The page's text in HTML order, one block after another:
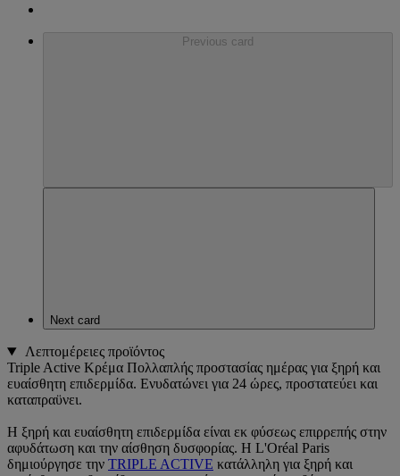
Previous card
Next card
Λεπτομέρειες προϊόντος
Triple Active Κρέμα Πολλαπλής προστασίας ημέρας για ξηρή και
ευαίσθητη επιδερμίδα. Ενυδατώνει για 24 ώρες, προστατεύει και
καταπραϋνει.
Η ξηρή και ευαίσθητη επιδερμίδα είναι εκ φύσεως επιρρεπής στην
αφυδάτωση και την αίσθηση δυσφορίας. Η L'Oréal Paris
δημιούργησε την TRIPLE ACTIVE κατάλληλη για ξηρή και